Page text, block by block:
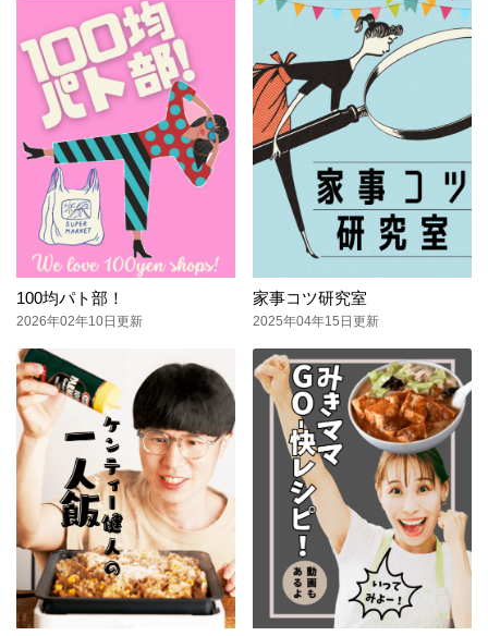
100均パト部！
2026年02年10日更新
家事コツ研究室
2025年04年15日更新